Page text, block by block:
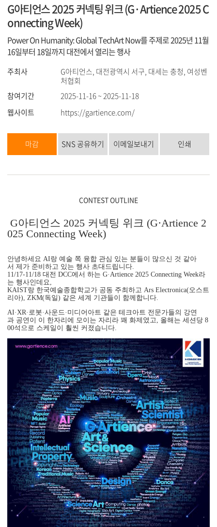
G아티언스 2025 커넥팅 위크 (G·Artience 2025 C
onnecting Week)
Power On Humanity: Global TechArt Now를 주제로 2025년 11월
16일부터 18일까지 대전에서 열리는 행사
주최사
G아티언스, 대전광역시 서구, 대세는 충청, 여성벤
처협회
참여기간
2025-11-16 ~ 2025-11-18
웹사이트
https://gartience.com/
마감 SNS 공유하기 이메일보내기 인쇄
CONTEST OUTLINE
G아티언스 2025 커넥팅 위크 (G·Artience 2
025 Connecting Week)
안녕하세요 AI랑 예술 쪽 융합 관심 있는 분들이 많으신 것 같아
서 제가 준비하고 있는 행사 초대드립니다.
11/17-11/18 대전 DCC에서 하는 G·Artience 2025 Connecting Week라
는 행사인데요,
KAIST랑 한국예술종합학교가 공동 주최하고 Ars Electronica(오스트
리아), ZKM(독일) 같은 세계 기관들이 함께합니다.
AI·XR·로봇·사운드·미디어아트 같은 테크아트 전문가들의 강연
과 공연이 이 한자리에 모이는 자리라 꽤 화제였고, 올해는 세션당 8
00석으로 스케일이 훨씬 커졌습니다.